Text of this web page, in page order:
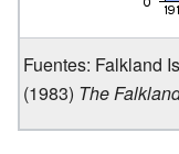
Fuentes: Falkland
(1983) The